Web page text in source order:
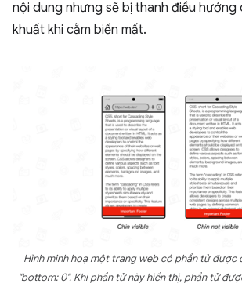
nội dung nhưng sẽ bị thanh điều hướng
khuất khi cằm biến mất.
Hình minh hoạ một trang web có phần tử được
"bottom: 0". Khi phần tử này hiển thị, phần tử